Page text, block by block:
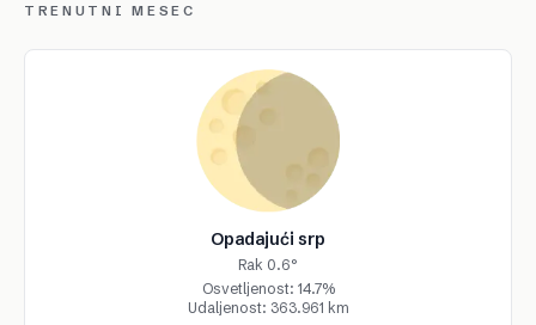
TRENUTNI MESEC
Opadajući srp
Rak 0.6°
Osvetljenost: 14.7%
Udaljenost: 363.961 km